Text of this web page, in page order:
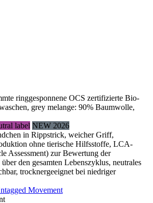
ringgesponnene OCS zertifizierte Bio-
grey melange: 90% Baumwolle,
label NEW 2026
in Rippstrick, weicher Griff,
ohne tierische Hilfsstoffe, LCA-
Assessment) zur Bewertung der
den gesamten Lebenszyklus, neutrales
trocknergeeignet bei niedriger
Movement